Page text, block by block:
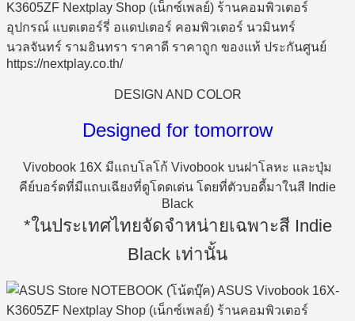
DESIGN AND COLOR
Designed for tomorrow
Vivobook 16X มีแถบโลโก้ Vivobook บนฝาโลหะ และปุ่ม
คีย์บอร์ดที่มีแถบเฉียงที่ดูโดดเด่น โดยที่ตัวบอดี้มาในสี Indie
Black
*ในประเทศไทยจัดจำหน่ายเฉพาะสี Indie
Black เท่านั้น